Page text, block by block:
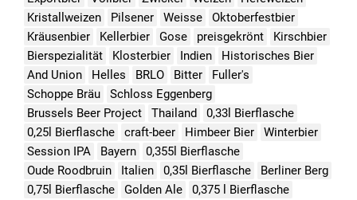
Kristallweizen
Pilsener Weisse
Oktoberfestbier
Kräusenbier
Kellerbier Gose preisgekrönt
Kirschbier
Bierspezialität
Klosterbier Indien
Historisches Bier
And Union
Helles BRLO Bitter
Fuller's
Schoppe Bräu
Schloss Eggenberg
Brussels Beer Project
Thailand
0,33l Bierflasche
0,25l Bierflasche
craft-beer Himbeer Bier
Winterbier
Session IPA
Bayern
0,355l Bierflasche
Oude Roodbruin
Italien 0,35l Bierflasche
Berliner Berg
0,75l Bierflasche
Golden Ale
0,375 l Bierflasche